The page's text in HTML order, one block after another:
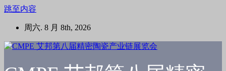
跳至内容
周六. 8 月 8th, 2026